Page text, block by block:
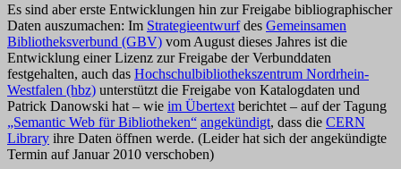
Es sind aber erste Entwicklungen hin zur Freigabe bibliographischer
Daten auszumachen: Im Strategieentwurfdes Gemeinsamen
Bibliotheksverbund (GBV) vom August dieses Jahres ist die
Entwicklung einer Lizenz zur Freigabe der Verbunddaten
festgehalten, auch das Hochschulbibliothekszentrum Nordrhein-
Westfalen (hbz) unterstützt die Freigabe von Katalogdaten und
Patrick Danowski hat – wie im Übertext berichtet – auf der Tagung
„Semantic Web für Bibliotheken“ angekündigt, dass die CERN
Library ihre Daten öffnen werde. (Leider hat sich der angekündigte
Termin auf Januar 2010 verschoben)